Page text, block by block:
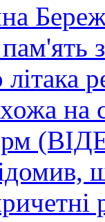
на